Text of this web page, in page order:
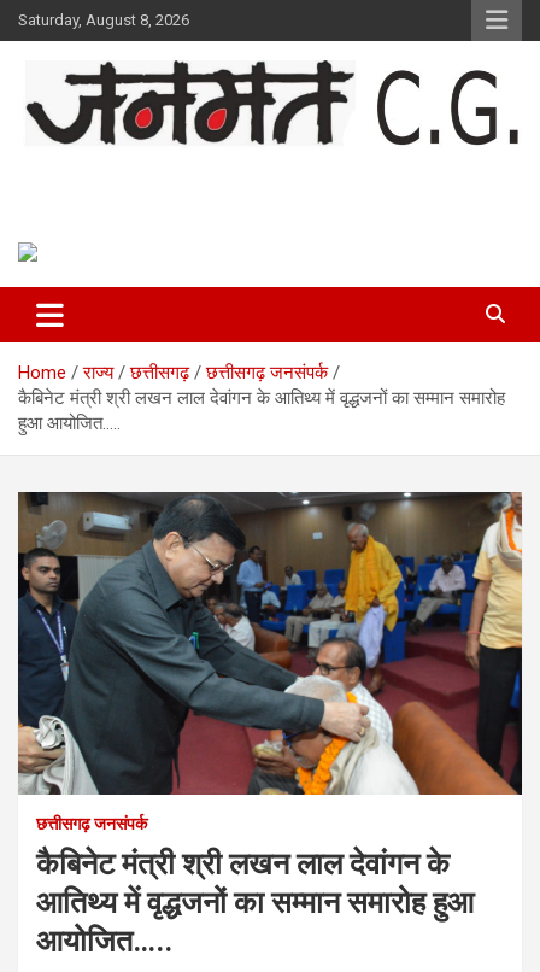
Skip
to
Saturday, August 8, 2026
Home राज्य छत्तीसगढ़
छत्तीसगढ़ जनसंपर्क
कैबिनेट मंत्री श्री लखन लाल देवांगन के आतिथ्य में वृद्धजनों का सम्मान समारोह
हुआ आयोजित…..
छत्तीसगढ़ जनसंपर्क
कैबिनेट मंत्री श्री लखन लाल देवांगन के
आतिथ्य में वृद्धजनों का सम्मान समारोह हुआ
आयोजित…..